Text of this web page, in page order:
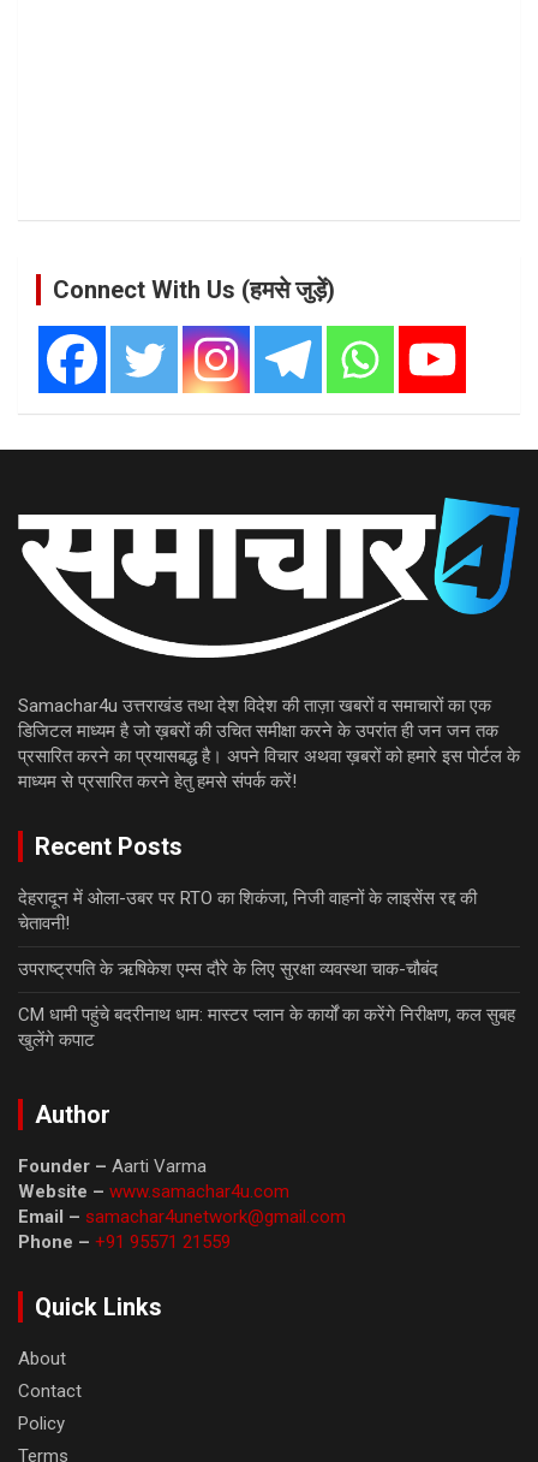
Connect With Us (हमसे जुड़ें)
Samachar4u उत्तराखंड तथा देश विदेश की ताज़ा खबरों व समाचारों का एक
डिजिटल माध्यम है जो ख़बरों की उचित समीक्षा करने के उपरांत ही जन जन तक
प्रसारित करने का प्रयासबद्ध है। अपने विचार अथवा ख़बरों को हमारे इस पोर्टल के
माध्यम से प्रसारित करने हेतु हमसे संपर्क करें!
Recent Posts
देहरादून में ओला-उबर पर RTO का शिकंजा, निजी वाहनों के लाइसेंस रद्द की
चेतावनी!
उपराष्ट्रपति के ऋषिकेश एम्स दौरे के लिए सुरक्षा व्यवस्था चाक-चौबंद
CM धामी पहुंचे बदरीनाथ धाम: मास्टर प्लान के कार्यों का करेंगे निरीक्षण, कल सुबह
खुलेंगे कपाट
Author
Founder – Aarti Varma
Website – www.samachar4u.com
Email – samachar4unetwork@gmail.com
Phone – +91 95571 21559
Quick Links
About
Contact
Policy
Terms